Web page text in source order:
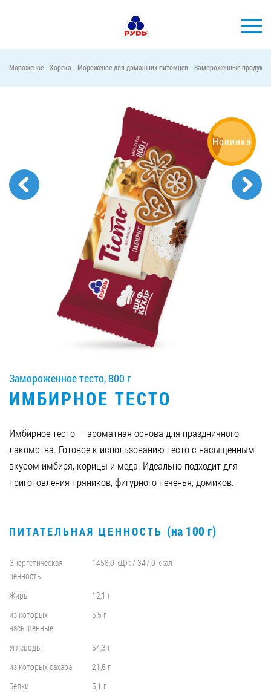
ПРОДУКЦИЯ
КОМПАНИЯ
ПОТРЕБИТЕЛЯМ
АКЦИИ
ПРЕСС-ЦЕНТР
ХОРЕКА
Тендерные закупки
Контакты
Вакансии
ЗАКАЗАТЬ ПРОДУКЦИЮ «РУДЬ»:
СТАТЬ ПАРТНЕРОМ
0412 42 29 23
Мороженое Хорека Мороженое для домашних питомцев Замороженные продукты
Новинка
Замороженное тесто, 800 г
ИМБИРНОЕ ТЕСТО
Имбирное тесто — ароматная основа для праздничного
лакомства. Готовое к использованию тесто с насыщенным
вкусом имбиря, корицы и меда. Идеально подходит для
приготовления пряников, фигурного печенья, домиков.
ПИТАТЕЛЬНАЯ ЦЕННОСТЬ (на 100 г)
Энергетическая
ценность
1458,0 кДж / 347,0 ккал
Жиры
12,1 г
из которых
насыщенные
5,5 г
Углеводы
54,3 г
из которых сахара
21,5 г
Белки
5,1 г